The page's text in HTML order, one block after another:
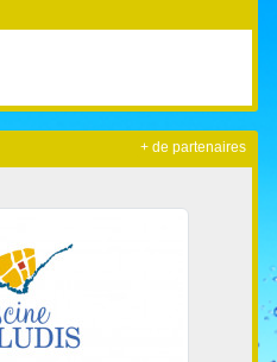
+ de partenaires